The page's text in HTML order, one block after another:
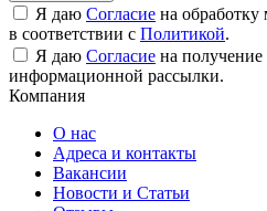
Я даю Согласие на
в соответствии с Политикой.
Я даю Согласие на
информационной рассылки.
Компания
О нас
Адреса и контакты
Вакансии
Новости и Статьи